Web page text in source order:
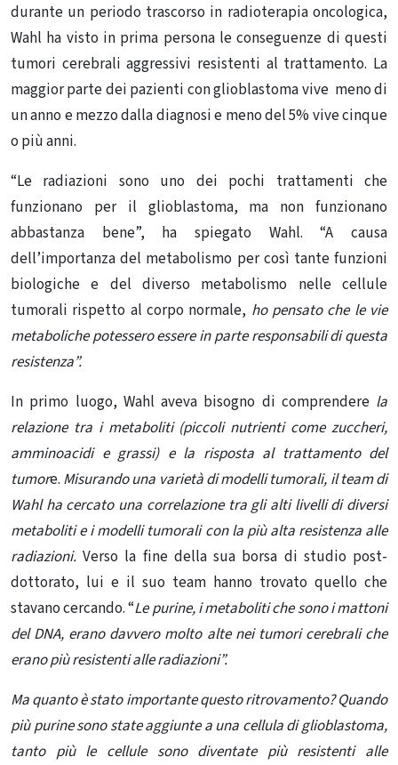
durante un periodo trascorso in radioterapia oncologica,
Wahl ha visto in prima persona le conseguenze di questi
tumori cerebrali aggressivi resistenti al trattamento. La
maggior parte dei pazienti con glioblastoma vive meno di
un anno e mezzo dalla diagnosi e meno del 5% vive cinque
o più anni.
“Le radiazioni sono uno dei pochi trattamenti che
funzionano per il glioblastoma, ma non funzionano
abbastanza bene”, ha spiegato Wahl. “A causa
dell’importanza del metabolismo per così tante funzioni
biologiche e del diverso metabolismo nelle cellule
tumorali rispetto al corpo normale, ho pensato che le vie
metaboliche potessero essere in parte responsabili di questa
resistenza”.
In primo luogo, Wahl aveva bisogno di comprendere la
relazione tra i metaboliti(piccoli nutrienti come zuccheri,
amminoacidi e grassi) e la risposta al trattamento del
tumore. Misurando una varietà di modelli tumorali, il team di
Wahl ha cercato una correlazione tra gli alti livelli di diversi
metaboliti e i modelli tumorali con la più alta resistenza alle
radiazioni. Verso la fine della sua borsa di studio post-
dottorato, lui e il suo team hanno trovato quello che
stavano cercando. “Le purine, i metaboliti che sono i mattoni
del DNA, erano davvero molto alte nei tumori cerebrali che
erano più resistenti alle radiazioni”.
Ma quanto è stato importante questo ritrovamento? Quando
più purine sono state aggiunte a una cellula di glioblastoma,
tanto più le cellule sono diventate più resistenti alle